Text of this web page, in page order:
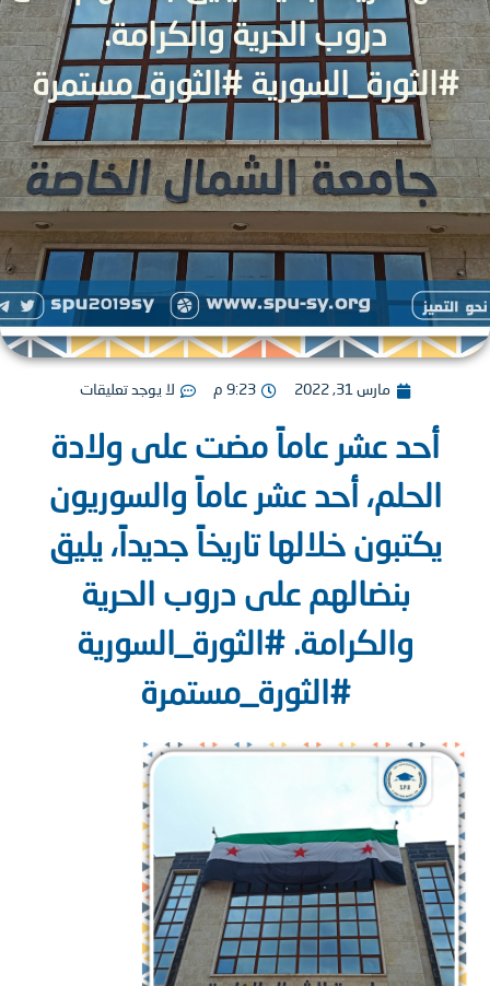
دروب الحرية والكرامة.
#الثورة_مستمرة
مارس 31, 2022 9:23 م لا يوجد تعليقات
أحد عشر عاماً مضت على ولادة
الحلم، أحد عشر عاماً والسوريون
يكتبون خلالها تاريخاً جديداً، يليق
بنضالهم على دروب الحرية
والكرامة. #الثورة_السورية
#الثورة_مستمرة